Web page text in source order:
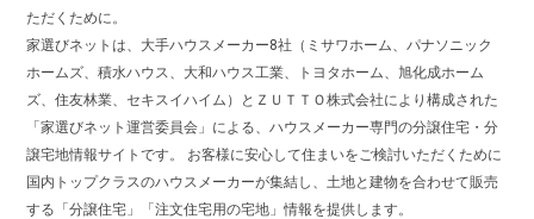
ただくために。
家選びネットは、大手ハウスメーカー8社（ミサワホーム、パナソニック
ホームズ、積水ハウス、大和ハウス工業、トヨタホーム、旭化成ホーム
ズ、住友林業、セキスイハイム）とＺＵＴＴＯ株式会社により構成された
「家選びネット運営委員会」による、ハウスメーカー専門の分譲住宅・分
譲宅地情報サイトです。 お客様に安心して住まいをご検討いただくために
国内トップクラスのハウスメーカーが集結し、土地と建物を合わせて販売
する「分譲住宅」「注文住宅用の宅地」情報を提供します。